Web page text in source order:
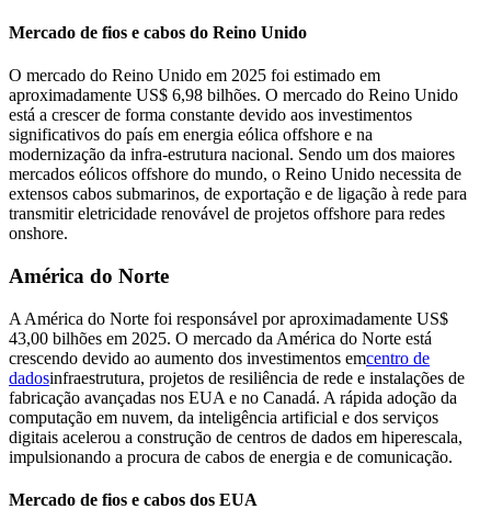
Mercado de fios e cabos do Reino Unido
O mercado do Reino Unido em 2025 foi estimado em
aproximadamente US$ 6,98 bilhões. O mercado do Reino Unido
está a crescer de forma constante devido aos investimentos
significativos do país em energia eólica offshore e na
modernização da infra-estrutura nacional. Sendo um dos maiores
mercados eólicos offshore do mundo, o Reino Unido necessita de
extensos cabos submarinos, de exportação e de ligação à rede para
transmitir eletricidade renovável de projetos offshore para redes
onshore.
América do Norte
A América do Norte foi responsável por aproximadamente US$
43,00 bilhões em 2025. O mercado da América do Norte está
crescendo devido ao aumento dos investimentos emcentro de
dadosinfraestrutura, projetos de resiliência de rede e instalações de
fabricação avançadas nos EUA e no Canadá. A rápida adoção da
computação em nuvem, da inteligência artificial e dos serviços
digitais acelerou a construção de centros de dados em hiperescala,
impulsionando a procura de cabos de energia e de comunicação.
Mercado de fios e cabos dos EUA